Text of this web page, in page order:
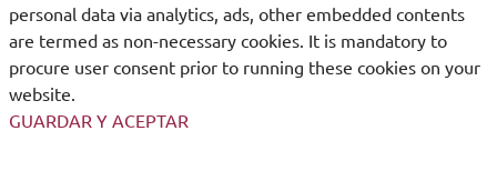
personal data via analytics, ads, other embedded contents
are termed as non-necessary cookies. It is mandatory to
procure user consent prior to running these cookies on your
website.
GUARDAR Y ACEPTAR